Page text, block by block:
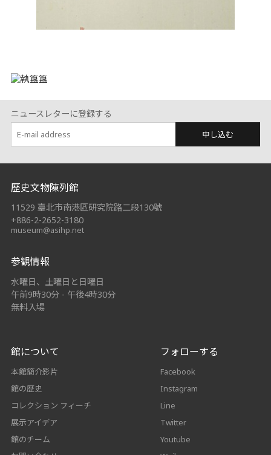
簋
ニュースレターに登録する
申し込む
:::
歷史文物陳列館
11529 臺北市南港區研究院路二段130號
+886-2-2652-3180
museum@asihp.net
参観情報
水曜日、土曜日と日曜日
午前9時30分 - 午後4時30分
無料入場
館について
本館簡介影片
館の歴史
コレクション フィーチ
展示アイデア
館のチーム
フォローする
Facebook
Instagram
Line
Twitter
Youtube